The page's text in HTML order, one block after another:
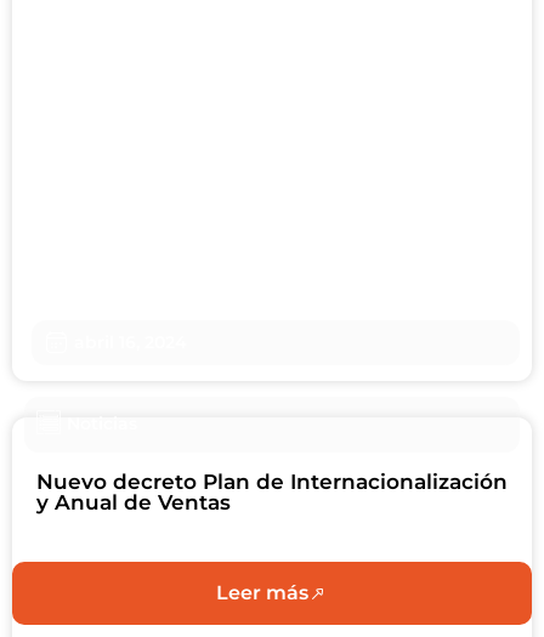
Nuevo decreto Plan de Internacionalización
y Anual de Ventas
Leer más